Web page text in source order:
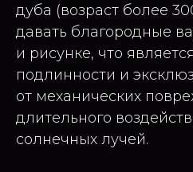
дуба (возраст более
давать благородные
и рисунке, что
подлинности и
от механических
длительного
солнечных лучей.